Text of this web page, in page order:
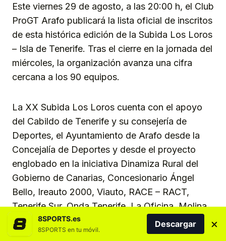
Este viernes 29 de agosto, a las 20:00 h, el Club
ProGT Arafo publicará la lista oficial de inscritos
de esta histórica edición de la Subida Los Loros
– Isla de Tenerife. Tras el cierre en la jornada del
miércoles, la organización avanza una cifra
cercana a los 90 equipos.
La XX Subida Los Loros cuenta con el apoyo
del Cabildo de Tenerife y su consejería de
Deportes, el Ayuntamiento de Arafo desde la
Concejalía de Deportes y desde el proyecto
englobado en la iniciativa Dinamiza Rural del
Gobierno de Canarias, Concesionario Ángel
Bello, Ireauto 2000, Viauto, RACE – RACT,
Tenerife Sur, Onda Tenerife, La Oficina, Molina
Rent a Car, Drexmin, Mecan, Salvaser y
Tiemposonline.com.
8SPORTS.es
8SPORTS en tu móvil.
Descargar ×